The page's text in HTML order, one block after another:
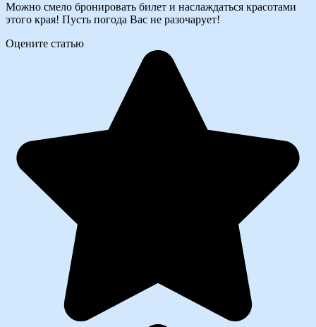
Можно смело бронировать билет и наслаждаться красотами
этого края! Пусть погода Вас не разочарует!
Оцените статью